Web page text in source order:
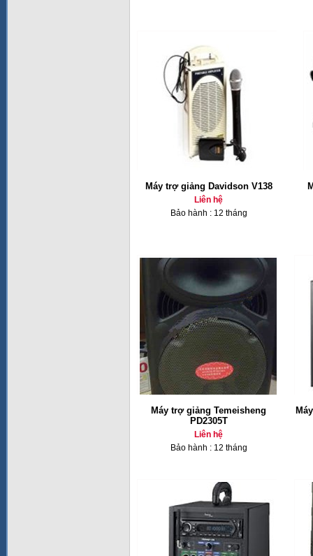
Máy trợ giảng Davidson V138
Liên hệ
Bảo hành : 12 tháng
Máy trợ giảng Temeisheng
PD2305T
Liên hệ
Bảo hành : 12 tháng